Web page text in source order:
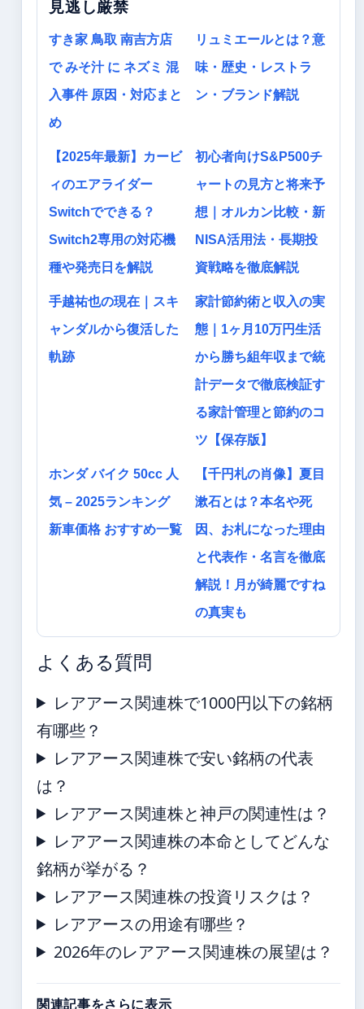
見逃し厳禁
すき家 鳥取 南吉方店
で みそ汁 に ネズミ 混
入事件 原因・対応まと
め
リュミエールとは？意
味・歴史・レストラ
ン・ブランド解説
【2025年最新】カービ
ィのエアライダー
Switchでできる？
Switch2専用の対応機
種や発売日を解説
初心者向けS&P500チ
ャートの見方と将来予
想｜オルカン比較・新
NISA活用法・長期投
資戦略を徹底解説
手越祐也の現在｜スキ
ャンダルから復活した
軌跡
家計節約術と収入の実
態｜1ヶ月10万円生活
から勝ち組年収まで統
計データで徹底検証す
る家計管理と節約のコ
ツ【保存版】
ホンダ バイク 50cc 人
気 – 2025ランキング
新車価格 おすすめ一覧
【千円札の肖像】夏目
漱石とは？本名や死
因、お札になった理由
と代表作・名言を徹底
解説！月が綺麗ですね
の真実も
よくある質問
レアアース関連株で1000円以下の銘柄
有哪些？
レアアース関連株で安い銘柄の代表
は？
レアアース関連株と神戸の関連性は？
レアアース関連株の本命としてどんな
銘柄が挙がる？
レアアース関連株の投資リスクは？
レアアースの用途有哪些？
2026年のレアアース関連株の展望は？
関連記事をさらに表示